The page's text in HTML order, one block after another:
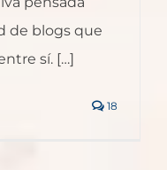
de blogs que
sí. […]
18